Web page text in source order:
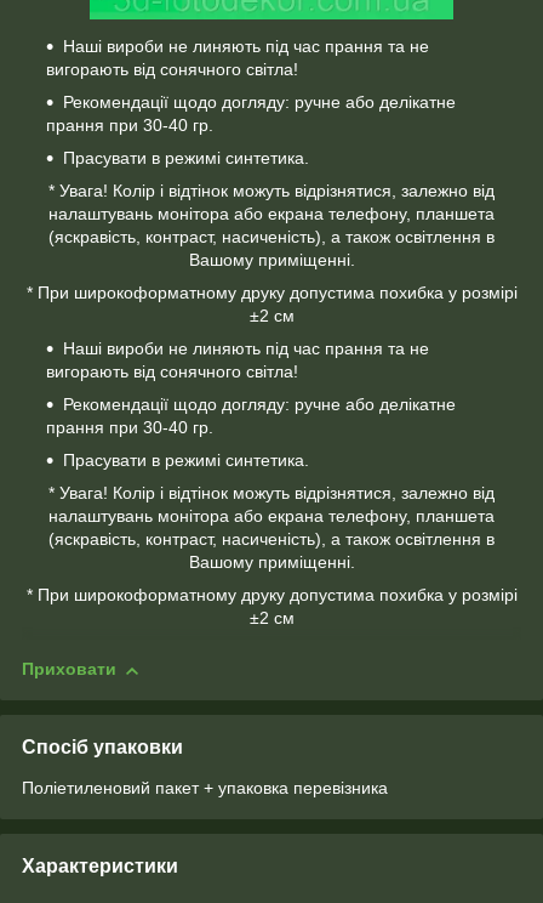
Наші вироби не линяють під час прання та не
вигорають від сонячного світла!
Рекомендації щодо догляду: ручне або делікатне
прання при 30-40 гр.
Прасувати в режимі синтетика.
* Увага! Колір і відтінок можуть відрізнятися, залежно від
налаштувань монітора або екрана телефону, планшета
(яскравість, контраст, насиченість), а також освітлення в
Вашому приміщенні.
* При широкоформатному друку допустима похибка у розмірі
±2 см
Наші вироби не линяють під час прання та не
вигорають від сонячного світла!
Рекомендації щодо догляду: ручне або делікатне
прання при 30-40 гр.
Прасувати в режимі синтетика.
* Увага! Колір і відтінок можуть відрізнятися, залежно від
налаштувань монітора або екрана телефону, планшета
(яскравість, контраст, насиченість), а також освітлення в
Вашому приміщенні.
* При широкоформатному друку допустима похибка у розмірі
±2 см
Приховати
Спосіб упаковки
Поліетиленовий пакет + упаковка перевізника
Характеристики